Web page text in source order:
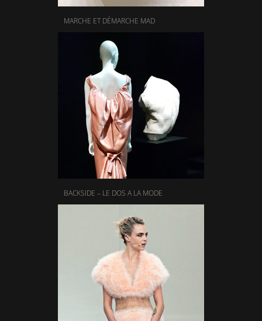
MARCHE ET DÉMARCHE MAD
BACKSIDE – LE DOS A LA MODE